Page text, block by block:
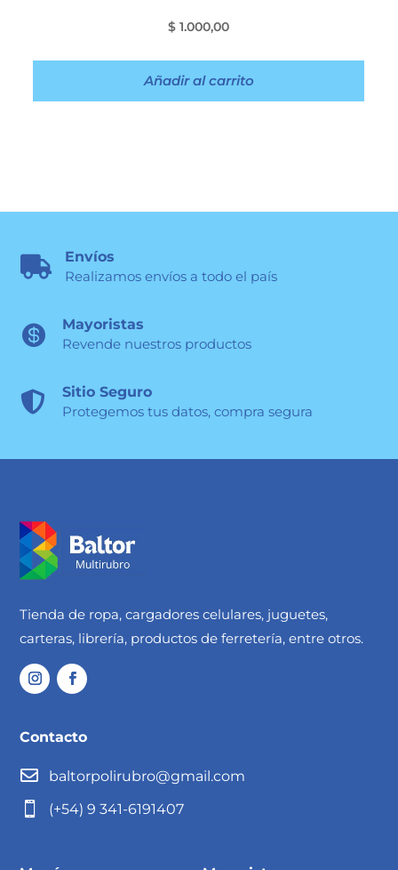
$ 1.000,00
Añadir al carrito

Envíos
Realizamos envíos a todo el país

Mayoristas
Revende nuestros productos

Sitio Seguro
Protegemos tus datos, compra segura
Tienda de ropa, cargadores celulares, juguetes,
carteras, librería, productos de ferretería, entre otros.
Contacto
 baltorpolirubro@gmail.com
 (+54) 9 341-6191407